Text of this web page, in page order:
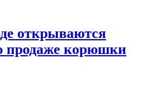
открываются
продаже корюшки